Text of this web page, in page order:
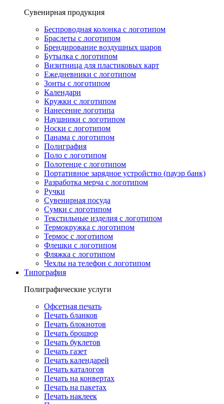
Сувенирная продукция
Беспроводная колонка с логотипом
Браслеты с логотипом
Брендирование воздушных шаров
Бутылка с логотипом
Визитница для пластиковых карт
Ежедневники с логотипом
Зонты с логотипом
Календари
Кружки с логотипом
Нанесение логотипа
Наушники с логотипом
Носки с логотипом
Панама с логотипом
Полиграфия
Поло с логотипом
Полотенце с логотипом
Портативное зарядное устройство (пауэр банк)
Разработка мерча с логотипом
Ручки
Сувенирная посуда
Сумки с логотипом
Текстильные изделия с логотипом
Термокружка с логотипом
Термос с логотипом
Флешки с логотипом
Фляжка с логотипом
Чехлы на телефон с логотипом
Типография
Полиграфические услуги
Офсетная печать
Печать бланков
Печать блокнотов
Печать брошюр
Печать буклетов
Печать газет
Печать календарей
Печать каталогов
Печать на конвертах
Печать на пакетах
Печать наклеек